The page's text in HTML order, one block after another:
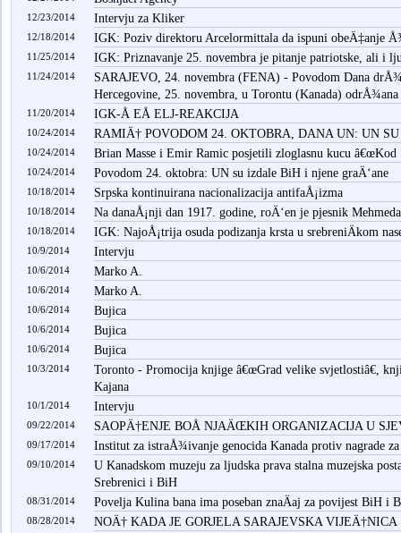
12/23/2014 Intervju za Kliker
12/18/2014 IGK: Poziv direktoru Arcelormittala da ispuni obeÄ‡anje
11/25/2014 IGK: Priznavanje 25. novembra je pitanje patriotske, ali i
11/24/2014
SARAJEVO, 24. novembra (FENA) - Povodom Dana
Hercegovine, 25. novembra, u Torontu (Kanada) odrÅ¾ana
11/20/2014 IGK-Å EÅ ELJ-REAKCIJA
10/24/2014 RAMIÄ† POVODOM 24. OKTOBRA, DANA UN: UN
10/24/2014 Brian Masse i Emir Ramic posjetili zloglasnu kucu â€œKod
10/24/2014 Povodom 24. oktobra: UN su izdale BiH i njene graÄ‘ane
10/18/2014 Srpska kontinuirana nacionalizacija antifaÅ¡izma
10/18/2014 Na danaÅ¡nji dan 1917. godine, roÄ‘en je pjesnik
10/18/2014 IGK: NajoÅ¡trija osuda podizanja krsta u srebreniÄkom
10/9/2014 Intervju
10/6/2014 Marko A.
10/6/2014 Marko A.
10/6/2014 Bujica
10/6/2014 Bujica
10/6/2014 Bujica
10/3/2014
Toronto - Promocija knjige â€œGrad velike svjetlostiâ€,
Kajana
10/1/2014 Intervju
09/22/2014 SAOPÄ†ENJE BOÅ NJAÄŒKIH ORGANIZACIJA U
09/17/2014 Institut za istraÅ¾ivanje genocida Kanada protiv nagrade za
09/10/2014
U Kanadskom muzeju za ljudska prava stalna muzejska
Srebrenici i BiH
08/31/2014 Povelja Kulina bana ima poseban znaÄaj za povijest BiH i
08/28/2014 NOÄ† KADA JE GORJELA SARAJEVSKA VIJEÄ†NICA